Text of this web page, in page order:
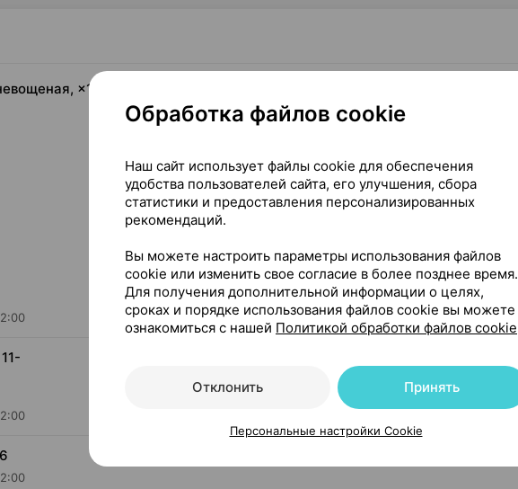
×1, Хэбэй Фэнхэ Биотехнолоджи Китай
На карте
13
3,83 р. 1 шт. обновл. в 20:13
Обработка файлов cookie
Наш сайт использует файлы cookie для обеспечения
удобства пользователей сайта, его улучшения, сбора
статистики и предоставления персонализированных
рекомендаций.
Вы можете настроить параметры использования файлов
cookie или изменить свое согласие в более позднее время.
Для получения дополнительной информации о целях,
сроках и порядке использования файлов cookie вы можете
ознакомиться с нашей Политикой обработки файлов cookie
Отклонить Принять
Персональные настройки Cookie